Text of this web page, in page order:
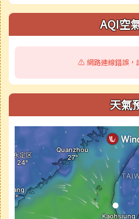
AQI空
⚠️ 網路連線錯誤，
天氣